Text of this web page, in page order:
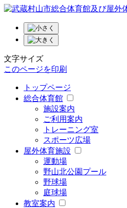
文字サイズ
このページを印刷
トップページ
総合体育館
施設案内
ご利用案内
トレーニング室
スポーツ広場
屋外体育施設
運動場
野山北公園プール
野球場
庭球場
教室案内